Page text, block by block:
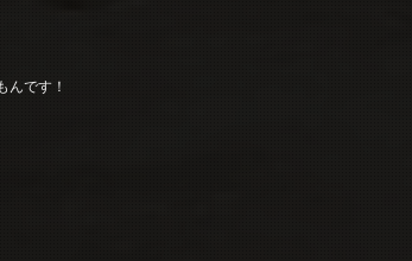
んです！